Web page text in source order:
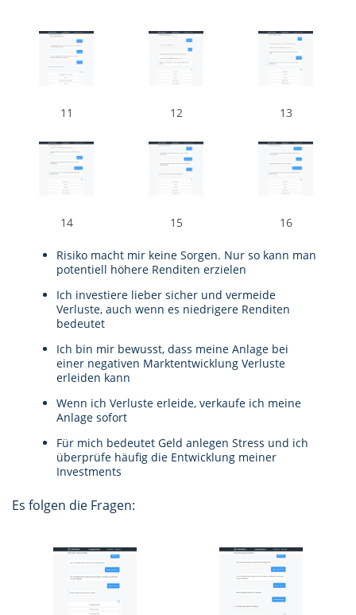
11 12 13
14 15 16
Risiko macht mir keine Sorgen. Nur so kann man
potentiell höhere Renditen erzielen
Ich investiere lieber sicher und vermeide
Verluste, auch wenn es niedrigere Renditen
bedeutet
Ich bin mir bewusst, dass meine Anlage bei
einer negativen Marktentwicklung Verluste
erleiden kann
Wenn ich Verluste erleide, verkaufe ich meine
Anlage sofort
Für mich bedeutet Geld anlegen Stress und ich
überprüfe häufig die Entwicklung meiner
Investments
Es folgen die Fragen: